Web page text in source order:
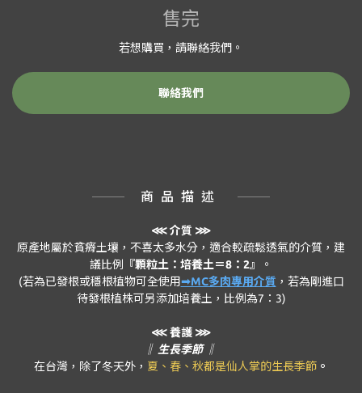
售完
若想購買，請聯絡我們。
聯絡我們
商品描述
⋘介質 ⋙
原產地屬於貧瘠土壤，不喜太多水分，適合較疏鬆透氣的介質，建
議比例
『顆粒土：培養土＝8：2』
。
(若為已發根或穩根植物可全使用➟MC多肉專用介質 ，若為剛進口
待發根植株可另添加培養土，比例為7：3)
⋘ 養護 ⋙
‖ 生長季節 ‖
在台灣，除了冬天外， 夏、春、秋都是仙人掌的生長季節 。